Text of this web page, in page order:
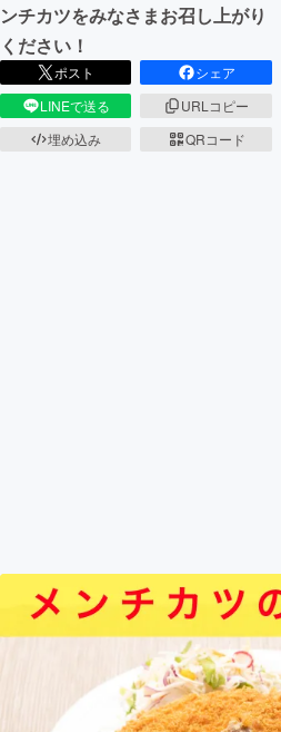
ンチカツをみなさまお召し上がり
ください！
ポスト
シェア
LINEで送る
URLコピー
埋め込み
QRコード